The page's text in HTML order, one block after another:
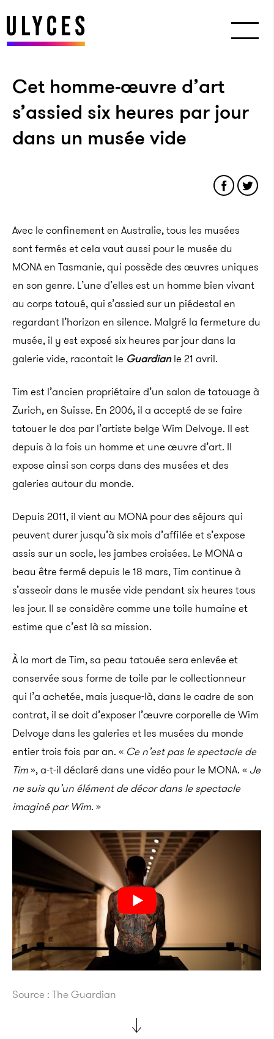
Cet homme-œuvre d’art
s’assied six heures par jour
dans un musée vide
Avec le confinement en Australie, tous les musées
sont fermés et cela vaut aussi pour le musée du
MONA en Tasmanie, qui possède des œuvres uniques
en son genre. L’une d’elles est un homme bien vivant
au corps tatoué, qui s’assied sur un piédestal en
regardant l’horizon en silence. Malgré la fermeture du
musée, il y est exposé six heures par jour dans la
galerie vide, racontait le Guardianle 21 avril.
Tim est l’ancien propriétaire d’un salon de tatouage à
Zurich, en Suisse. En 2006, il a accepté de se faire
tatouer le dos par l’artiste belge Wim Delvoye. Il est
depuis à la fois un homme et une œuvre d’art. Il
expose ainsi son corps dans des musées et des
galeries autour du monde.
Depuis 2011, il vient au MONA pour des séjours qui
peuvent durer jusqu’à six mois d’affilée et s’expose
assis sur un socle, les jambes croisées. Le MONA a
beau être fermé depuis le 18 mars, Tim continue à
s’asseoir dans le musée vide pendant six heures tous
les jour. Il se considère comme une toile humaine et
estime que c’est là sa mission.
À la mort de Tim, sa peau tatouée sera enlevée et
conservée sous forme de toile par le collectionneur
qui l’a achetée, mais jusque-là, dans le cadre de son
contrat, il se doit d’exposer l’œuvre corporelle de Wim
Delvoye dans les galeries et les musées du monde
entier trois fois par an. « Ce n’est pas le spectacle de
Tim», a-t-il déclaré dans une vidéo pour le MONA. « Je
ne suis qu’un élément de décor dans le spectacle
imaginé par Wim.»
Source : The Guardian